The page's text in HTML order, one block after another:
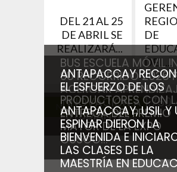
DEL 21 AL 25
DE ABRIL SE
REALIZARÁ...
DE
DEL...
Noticias relacionadas
BUS ESCUELA MÓVIL
SU RECORRIDO 2026
ACERCAR
INNOVACIÓN A 1,750
ESTUDIANTES...
ANTAPACCAY
EL ESFUERZO DE LOS
PRODUCTORES CON
ENTREGA DEL PREMIO
MAYOR DE LA EXPO
CUSCO...
ANTAPACCAY, USIL Y
ESPINAR DIERON LA
BIENVENIDA E
LAS CLASES DE LA
MAESTRÍA EN